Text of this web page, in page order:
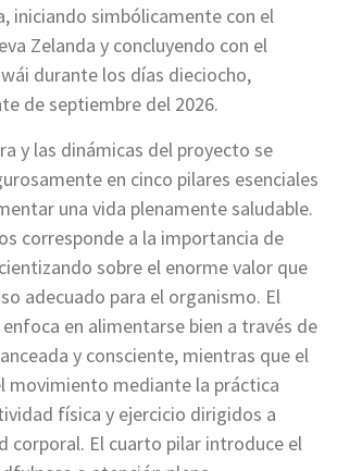
iniciando simbólicamente con el
Zelanda y concluyendo con el
durante los días dieciocho,
de septiembre del 2026.
y las dinámicas del proyecto se
en cinco pilares esenciales
una vida plenamente saludable.
corresponde a la importancia de
sobre el enorme valor que
adecuado para el organismo. El
en alimentarse bien a través de
y consciente, mientras que el
movimiento mediante la práctica
física y ejercicio dirigidos a
corporal. El cuarto pilar introduce el